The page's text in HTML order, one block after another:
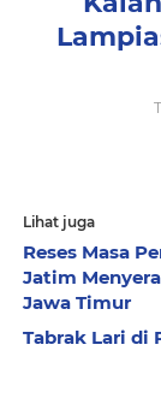
Lihat juga
Reses Masa
Jatim
Jawa Timur
Tabrak Lari di